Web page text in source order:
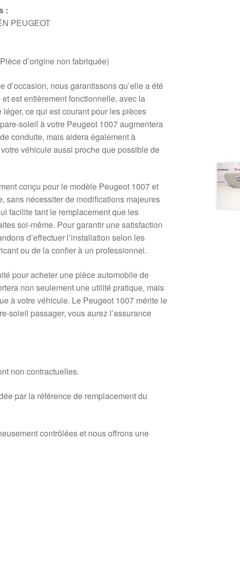
:
PEUGEOT
d’origine non fabriquée)
d’occasion, nous garantissons qu’elle a été
est entièrement fonctionnelle, avec la
léger, ce qui est courant pour les pièces
soleil à votre Peugeot 1007 augmentera
conduite, mais aidera également à
véhicule aussi proche que possible de
conçu pour le modèle Peugeot 1007 et
sans nécessiter de modifications majeures
facilite tant le remplacement que les
soi-même. Pour garantir une satisfaction
d’effectuer l’installation selon les
ou de la confier à un professionnel.
pour acheter une pièce automobile de
non seulement une utilité pratique, mais
à votre véhicule. Le Peugeot 1007 mérite le
soleil passager, vous aurez l’assurance
non contractuelles.
par la référence de remplacement du
contrôlées et nous offrons une